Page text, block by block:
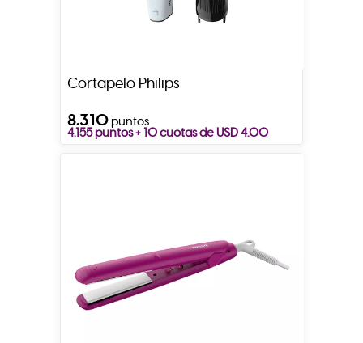
Cortapelo Philips
8.310puntos
4.155 puntos + 10 cuotas de USD 4.00